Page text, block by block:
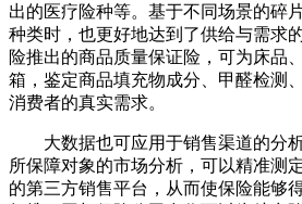
出的医疗险种等。基于不同场景的碎
种类时，也更好地达到了供给与需求
险推出的商品质量保证险，可为床品
箱，鉴定商品填充物成分、甲醛检测
消费者的真实需求。
大数据也可应用于销售渠道的分析
所保障对象的市场分析，可以精准测
的第三方销售平台，从而使保险能够